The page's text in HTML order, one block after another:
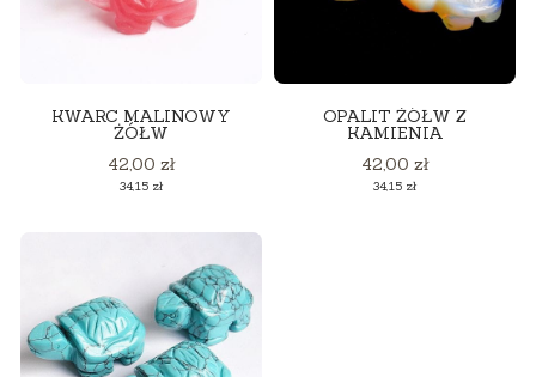
KWARC MALINOWY
ŻÓŁW
Cena
42,00 zł
Cena
34,15 zł
OPALIT ŻÓŁW Z
KAMIENIA
Cena
42,00 zł
Cena
34,15 zł